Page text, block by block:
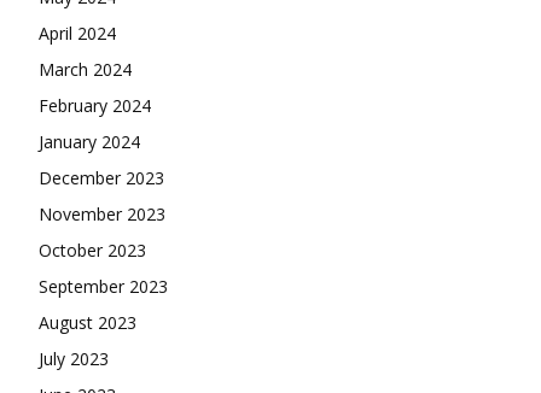
April 2024
March 2024
February 2024
January 2024
December 2023
November 2023
October 2023
September 2023
August 2023
July 2023